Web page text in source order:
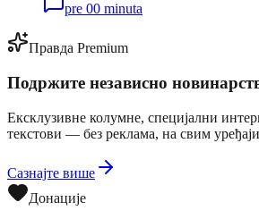
pre 00 minuta
Правда Premium
Подржите независно
Ексклузивне колумне, специјални
текстови — без реклама, на свим
Сазнајте више
Донације